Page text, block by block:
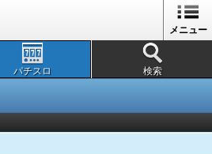
メニュー
パチスロ 検索